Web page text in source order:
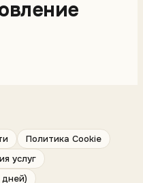
Политика Cookie
услуг
дней)